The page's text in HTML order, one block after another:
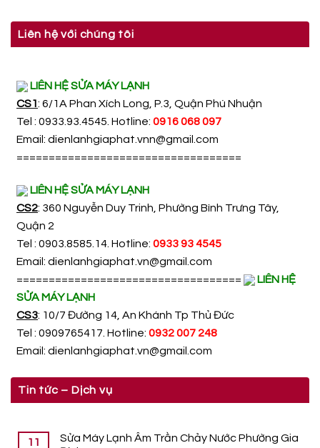
Liên hệ với chúng tôi
LIÊN HỆ SỬA MÁY LẠNH
CS1: 6/1A Phan Xích Long, P.3, Quận Phú Nhuận
Tel : 0933.93.4545. Hotline: 0916 068 097
Email: dienlanhgiaphat.vnn@gmail.com
===================================
LIÊN HỆ SỬA MÁY LẠNH
CS2: 360 Nguyễn Duy Trinh, Phường Bình Trưng Tây,
Quận 2
Tel : 0903.8585.14. Hotline: 0933 93 4545
Email: dienlanhgiaphat.vn@gmail.com
===================================
LIÊN HỆ
SỬA MÁY LẠNH
CS3: 10/7 Đường 14, An Khánh Tp Thủ Đức
Tel : 0909765417. Hotline: 0932 007 248
Email: dienlanhgiaphat.vn@gmail.com
Tin tức – Dịch vụ
11
Sửa Máy Lạnh Âm Trần Chảy Nước Phường Gia